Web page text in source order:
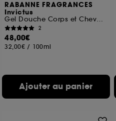
RABANNE FRAGRANCES
Invictus
Gel Douche Corps et Cheveux
2
48,00€
32,00€ / 100ml
Ajouter au panier